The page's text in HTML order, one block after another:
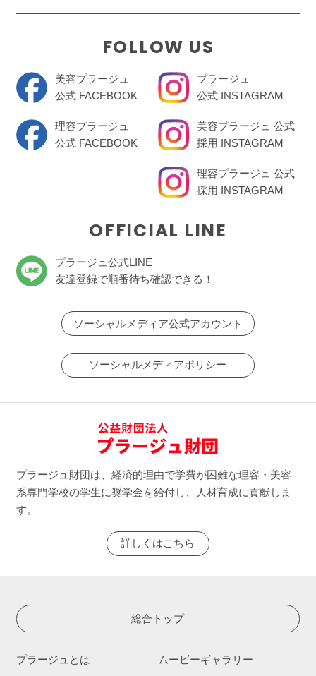
FOLLOW US
美容プラージュ
公式 FACEBOOK
理容プラージュ
公式 FACEBOOK
プラージュ
公式 INSTAGRAM
美容プラージュ 公式
採用 INSTAGRAM
理容プラージュ 公式
採用 INSTAGRAM
OFFICIAL LINE
プラージュ公式LINE
友達登録で順番待ち確認できる！
ソーシャルメディア公式アカウント
ソーシャルメディアポリシー
プラージュ財団は、経済的理由で学費が困難な理容・美容
系専門学校の学生に奨学金を給付し、人材育成に貢献しま
す。
詳しくはこちら
総合トップ
プラージュとは ムービーギャラリー